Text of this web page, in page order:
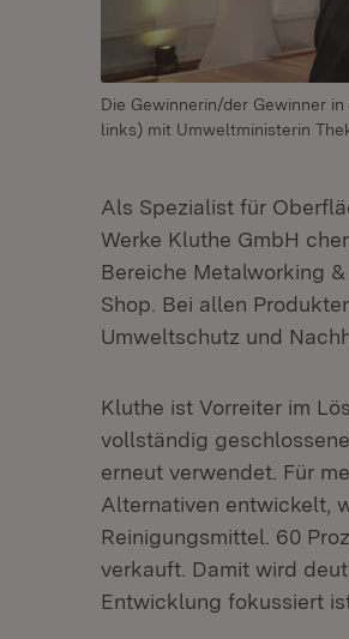
Die Gewinnerin/der Gewinner
links) mit Umweltministerin
Als Spezialist für
Werke Kluthe GmbH
Bereiche Metalworking
Shop. Bei allen
Umweltschutz und
Kluthe ist Vorreiter im
vollständig
erneut verwendet. Für
Alternativen entwickelt,
Reinigungsmittel. 60
verkauft. Damit wird
Entwicklung fokussiert